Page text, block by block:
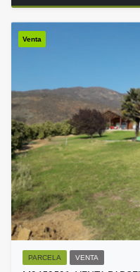
Venta
PARCELA VENTA